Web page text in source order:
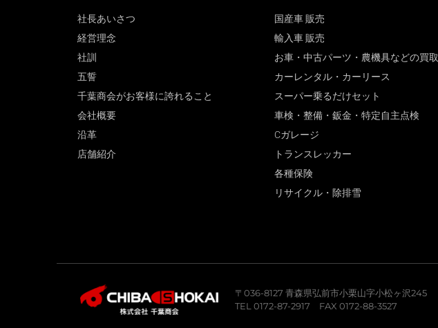
社長あいさつ
経営理念
社訓
五誓
千葉商会がお客様に誇れること
会社概要
沿革
店舗紹介
国産車 販売
輸入車 販売
お車・中古パーツ・農機具などの買取
カーレンタル・カーリース
スーパー乗るだけセット
車検・整備・鈑金・特定自主点検
Cガレージ
トランスレッカー
各種保険
リサイクル・除排雪
〒036-8127 青森県弘前市小栗山字小松ヶ沢245
TEL 0172-87-2917 FAX 0172-88-3527